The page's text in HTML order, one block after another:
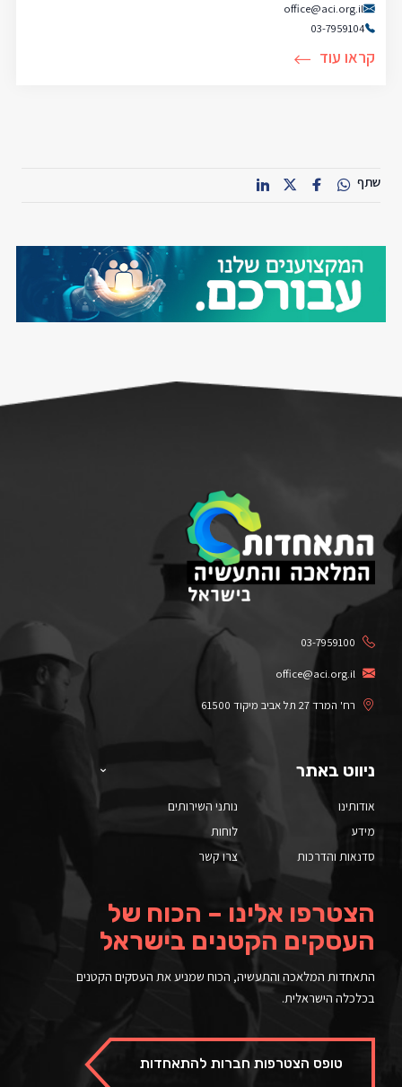
office@aci.org.il
03-7959104
קראו עוד
שתף
03-7959100
office@aci.org.il
רח' המרד 27 תל אביב מיקוד 61500
ניווט באתר
אודותינו
נותני השירותים
מידע
לוחות
סדנאות והדרכות
צרו קשר
הצטרפו אלינו – הכוח של
העסקים הקטנים בישראל
התאחדות המלאכה והתעשיה, הכוח שמניע את העסקים הקטנים
בכלכלה הישראלית.
טופס הצטרפות חברות להתאחדות